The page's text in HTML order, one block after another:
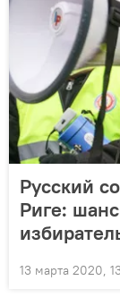
Русский
Риге:
13 марта 2020,